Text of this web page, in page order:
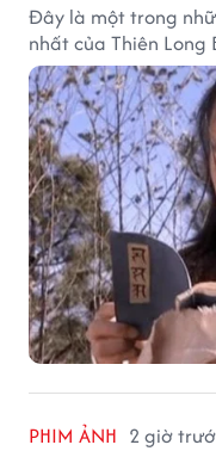
Đây là một trong
nhất của Thiên Long
PHIM ẢNH 2 giờ